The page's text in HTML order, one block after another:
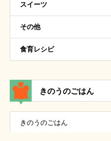
スイーツ
その他
食育レシピ
きのうのごはん
きのうのごはん